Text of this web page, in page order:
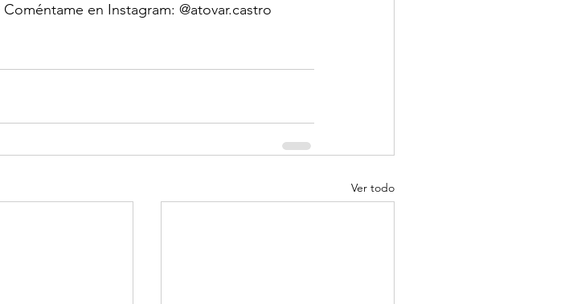
en Instagram: @atovar.castro
Ver todo